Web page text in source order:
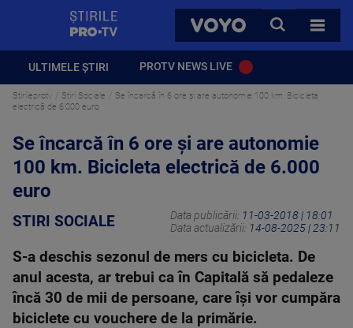
VOYO
CAUTA
TOATE
ULTIMELE ȘTIRI PROTV NEWS LIVE
Stirileprotv Stiri Sociale
Se încarcă în 6 ore și are autonomie 100 km. Bicicleta
electrică de 6.000 euro
Se încarcă în 6 ore și are autonomie
100 km. Bicicleta electrică de 6.000
euro
STIRI SOCIALE Data publicării: 11-03-2018 | 18:01
Data actualizării: 14-08-2025 | 23:11
S-a deschis sezonul de mers cu bicicleta. De
anul acesta, ar trebui ca în Capitală să pedaleze
încă 30 de mii de persoane, care îşi vor cumpăra
biciclete cu vouchere de la primărie.